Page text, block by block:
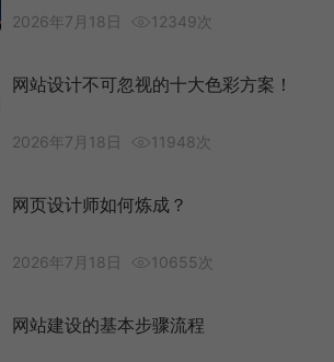
2026年7月18日 12349次
网站设计不可忽视的十大色彩方案！
2026年7月18日 11948次
网页设计师如何炼成？
2026年7月18日 10655次
网站建设的基本步骤流程